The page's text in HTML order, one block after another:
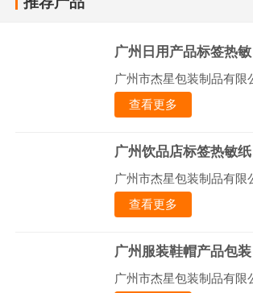
广州日用产品标签热敏
广州市杰星包装制品有限
查看更多
广州饮品店标签热敏纸
广州市杰星包装制品有限
查看更多
广州服装鞋帽产品包装
广州市杰星包装制品有限